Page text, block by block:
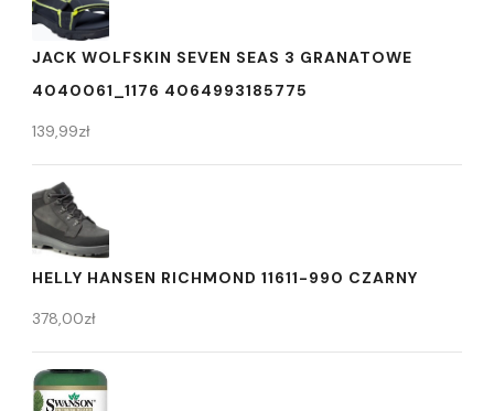
JACK WOLFSKIN SEVEN SEAS 3 GRANATOWE
4040061_1176 4064993185775
139,99zł
HELLY HANSEN RICHMOND 11611-990 CZARNY
378,00zł